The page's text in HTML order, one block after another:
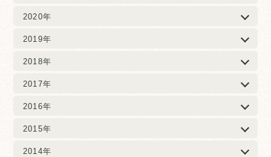
2020年
2019年
2018年
2017年
2016年
2015年
2014年